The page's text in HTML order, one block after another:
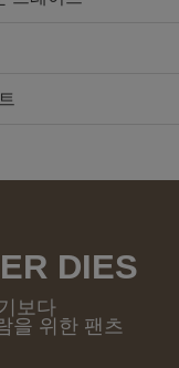
DIES
보다
을 위한 팬츠